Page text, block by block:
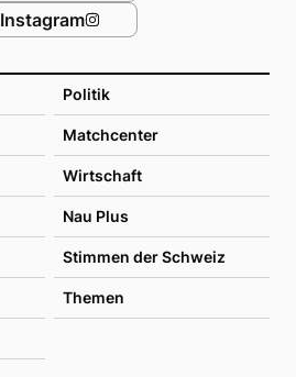
Politik
Matchcenter
Wirtschaft
Nau Plus
Stimmen der Schweiz
Themen
Instagram